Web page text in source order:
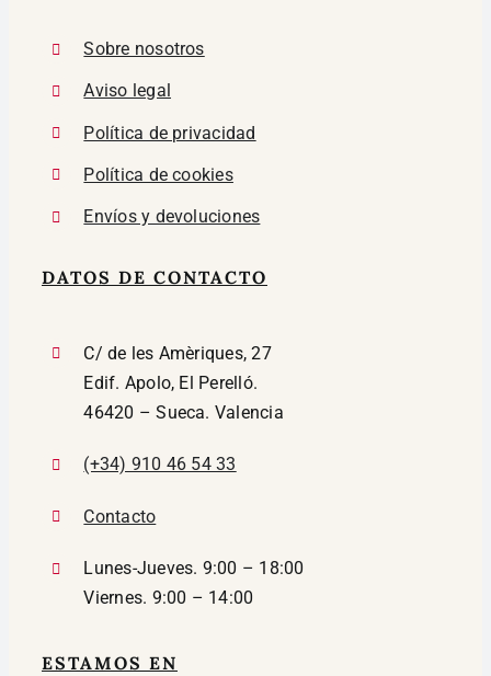
Sobre nosotros
Aviso legal
Política de privacidad
Política de cookies
Envíos y devoluciones
DATOS DE CONTACTO
C/ de les Amèriques, 27
Edif. Apolo, El Perelló.
46420 – Sueca. Valencia
(+34) 910 46 54 33
Contacto
Lunes-Jueves. 9:00 – 18:00
Viernes. 9:00 – 14:00
ESTAMOS EN